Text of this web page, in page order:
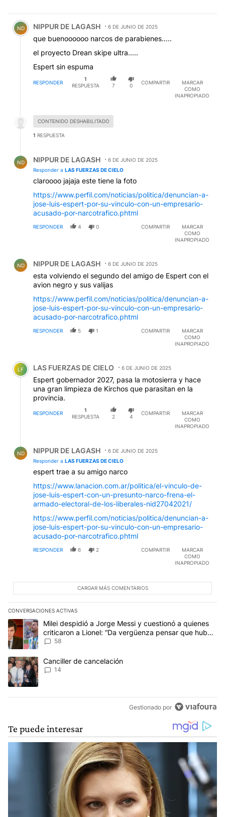
Comentario de NIPPUR DE LAGASH.
ND NIPPUR DE LAGASH 6 DE JUNIO DE 2025
que buenoooooo narcos de parabienes.....
el proyecto Drean skipe ultra.....
Espert sin espuma
RESPONDER
1
RESPUESTA
7 0
COMPARTIR
MARCAR
COMO
INAPROPIADO
CONTENIDO DESHABILITADO
1 RESPUESTA
ND NIPPUR DE LAGASH
6 DE JUNIO DE 2025
Responder a LAS FUERZAS DE CIELO
claroooo jajaja este tiene la foto
https://www.perfil.com/noticias/politica/denuncian-a-
jose-luis-espert-por-su-vinculo-con-un-empresario-
acusado-por-narcotrafico.phtml
RESPONDER 4 0 COMPARTIR
MARCAR
COMO
INAPROPIADO
ND NIPPUR DE LAGASH 6 DE JUNIO DE 2025
esta volviendo el segundo del amigo de Espert con el
avion negro y sus valijas
https://www.perfil.com/noticias/politica/denuncian-a-
jose-luis-espert-por-su-vinculo-con-un-empresario-
acusado-por-narcotrafico.phtml
RESPONDER 5 1 COMPARTIR
MARCAR
COMO
INAPROPIADO
Comentario de LAS FUERZAS DE CIELO.
LF LAS FUERZAS DE CIELO 6 DE JUNIO DE 2025
Espert gobernador 2027, pasa la motosierra y hace
una gran limpieza de Kirchos que parasitan en la
provincia.
RESPONDER
1
RESPUESTA
2 4
COMPARTIR
MARCAR
COMO
INAPROPIADO
ND NIPPUR DE LAGASH
6 DE JUNIO DE 2025
Responder a LAS FUERZAS DE CIELO
espert trae a su amigo narco
https://www.lanacion.com.ar/politica/el-vinculo-de-
jose-luis-espert-con-un-presunto-narco-frena-el-
armado-electoral-de-los-liberales-nid27042021/
https://www.perfil.com/noticias/politica/denuncian-a-
jose-luis-espert-por-su-vinculo-con-un-empresario-
acusado-por-narcotrafico.phtml
RESPONDER 6 2 COMPARTIR
MARCAR
COMO
INAPROPIADO
CARGAR MÁS COMENTARIOS
CONVERSACIONES ACTIVAS
Este listado muestra los artículos con más comentarios en los
Un artículo de tendencia con el título "Milei despidió a Jorge
Milei despidió a Jorge Messi y cuestionó a quienes
criticaron a Lionel: “Da vergüenza pensar que hubo
anti-Messi”
58
Un artículo de tendencia con el título "Canciller de cancelación"
Canciller de cancelación
14
Gestionado por